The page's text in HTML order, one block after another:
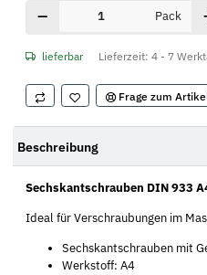
Pack
lieferbar Lieferzeit: 4 - 7
Frage zum
Beschreibung
Sechskantschrauben DIN 933
Ideal für Verschraubungen im
Sechskantschrauben mit
Werkstoff: A4